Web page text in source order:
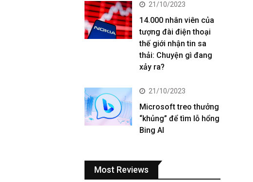
21/10/2023
14.000 nhân viên của
tượng đài điện thoại
thế giới nhận tin sa
thải: Chuyện gì đang
xảy ra?
21/10/2023
Microsoft treo thưởng
“khủng” để tìm lỗ hổng
Bing AI
Most Reviews